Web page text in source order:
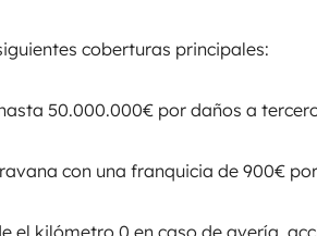
coberturas principales:
50.000.000€ por daños a
con una franquicia de 900€
el kilómetro 0 en caso de avería,
Mehr dazu
der Suche nach
letzten Minute etwas